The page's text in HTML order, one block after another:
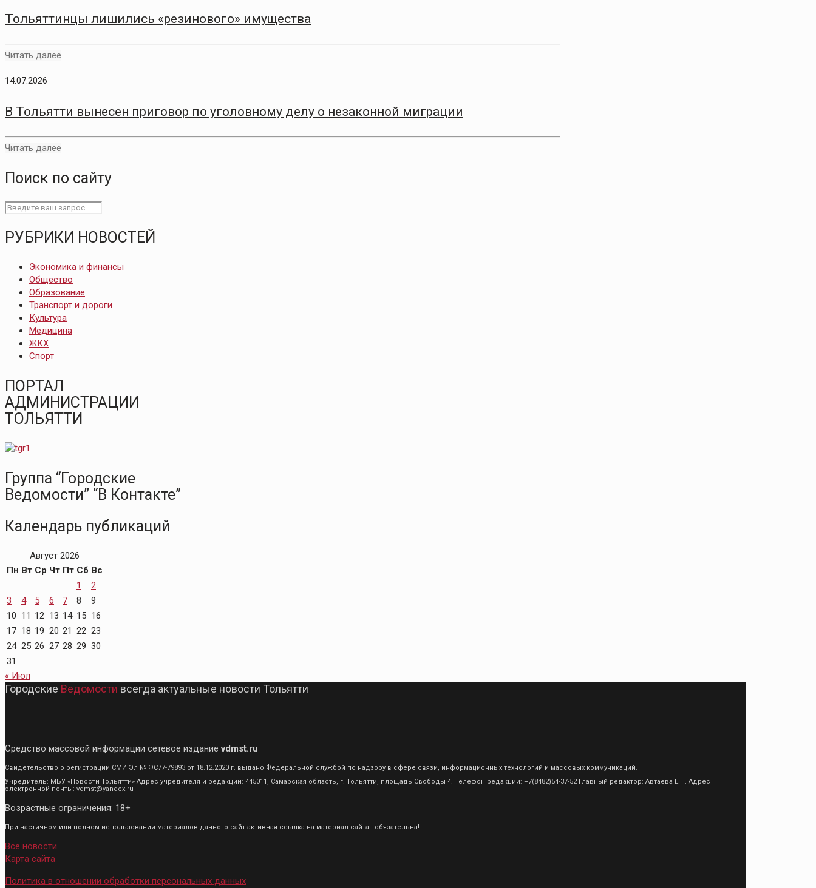
Тольяттинцы лишились «резинового» имущества
Читать далее
14.07.2026
В Тольятти вынесен приговор по уголовному делу о незаконной миграции
Читать далее
Поиск по сайту
РУБРИКИ НОВОСТЕЙ
Экономика и финансы
Общество
Образование
Транспорт и дороги
Культура
Медицина
ЖКХ
Спорт
ПОРТАЛ
АДМИНИСТРАЦИИ
ТОЛЬЯТТИ
Группа “Городские
Ведомости” “В Контакте”
Календарь публикаций
Август 2026
Пн Вт Ср Чт Пт Сб Вс
1
2
3
4 5 6 7 8
9
10 11 12 13 14 15 16
17 18 19 20 21 22 23
24 25 26 27 28 29 30
31
« Июл
Городские Ведомости всегда актуальные новости Тольятти
Средство массовой информации сетевое изданиеvdmst.ru
Свидетельство о регистрации СМИ Эл № ФС77-79893 от 18.12.2020 г. выдано Федеральной службой по надзору в сфере связи, информационных технологий и массовых коммуникаций.
Учредитель: МБУ «Новости Тольятти» Адрес учредителя и редакции: 445011, Самарская область, г. Тольятти, площадь Свободы 4. Телефон редакции: +7(8482)54-37-52 Главный редактор: Автаева Е.Н. Адрес
электронной почты: vdmst@yandex.ru
Возрастные ограничения: 18+
При частичном или полном использовании материалов данного сайт активная ссылка на материал сайта - обязательна!
Все новости
Карта сайта
Политика в отношении обработки персональных данных